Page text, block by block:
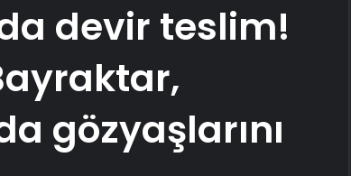
devir teslim!
gözyaşlarını